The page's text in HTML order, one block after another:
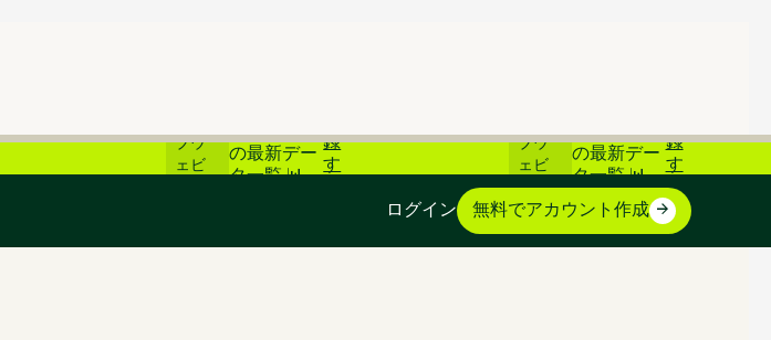
ブウ
ェビ
📊 炭素市場
の最新デー
タ一覧 📊
録
す
ブウ
ェビ
ナー
📊 炭素市場
の最新デー
タ一覧 📊
録
す
る
ログイン 無料でアカウント作成